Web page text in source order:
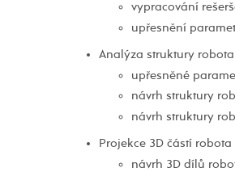
vypracování
upřesnění
Analýza struktury robota
upřesněné
návrh struktury
návrh struktury
Projekce 3D částí robota
návrh 3D dílů